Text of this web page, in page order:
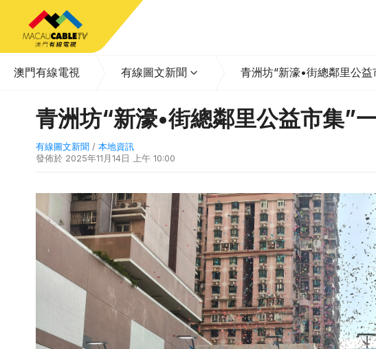
澳門有線電視 有線圖文新聞 青洲坊“新濠•街總鄰里公
青洲坊“新濠•街總鄰里公益市集”
有線圖文新聞 / 本地資訊
發佈於 2025年11月14日 上午 10:00